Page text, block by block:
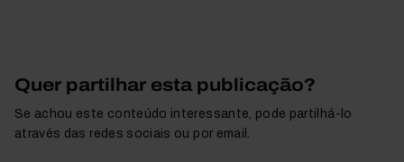
Quer partilhar esta publicação?
Se achou este conteúdo interessante, pode partilhá-lo
através das redes sociais ou por email.